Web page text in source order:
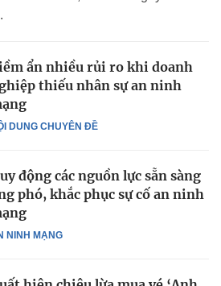
DUNG CHUYÊN ĐỀ
ẩn nhiều rủi ro khi doanh
thiếu nhân sự an ninh
NINH MẠNG
động các nguồn lực sẵn sàng
phó, khắc phục sự cố an ninh